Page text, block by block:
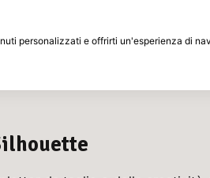
personalizzati e offrirti un'esperienza di